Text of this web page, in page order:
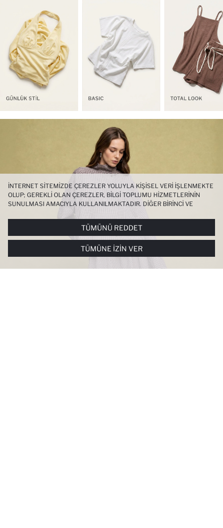
İNTERNET SITEMIZDE ÇEREZLER YOLUYLA KIŞISEL VERI IŞLENMEKTE
OLUP; GEREKLI OLAN ÇEREZLER, BILGI TOPLUMU HIZMETLERININ
SUNULMASI AMACIYLA KULLANILMAKTADIR. DIĞER BIRINCI VE
ÜÇÜNCÜ TARAF ÇEREZLER ISE SIZE DAHA IYI BIR ALIŞVERIŞ
DENEYIMI SUNULABILMESI, SITEMIZIN DAHA IŞLEVSEL KILINMASI VE
KIŞISELLEŞTIRMESI VE AÇIK RIZA VERMENIZ HALINDE, SIZLERE
YÖNELIK PAZARLAMA FAALIYETLERININ YAPILMASI AMAÇLARIYLA
SINIRLI OLARAK KULLANILACAKTIR. ÇEREZLERE DAIR TERCIHLERINIZI
ÇEREZ TERCIHLERIPANELI ARACILIĞIYLA HER ZAMAN YÖNETEBILIR,
ÇEREZLERLE ILGILI DAHA DETAYLI BILGIYE ÇEREZ AYDINLATMA
TÜMÜNÜ REDDET
TÜMÜNE İZIN VER